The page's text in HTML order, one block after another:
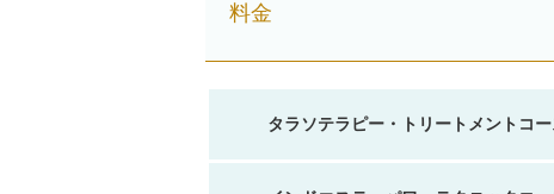
料金
タラソテラピー・トリートメントコー